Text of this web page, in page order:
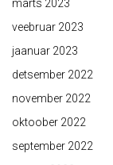
märts 2023
veebruar 2023
jaanuar 2023
detsember 2022
november 2022
oktoober 2022
september 2022